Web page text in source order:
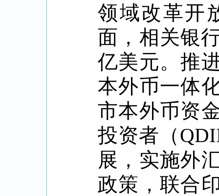
领域改革开
面，相关银
亿美元。推
本外币一体
市本外币资
投资者（
展，实施外
政策，联合